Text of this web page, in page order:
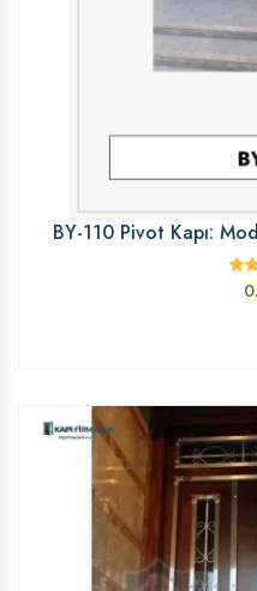
BY-110 Pivot Kapı: